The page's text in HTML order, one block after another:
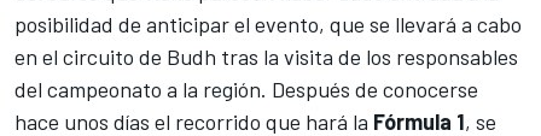
posibilidad de anticipar el evento, que se llevará a cabo
en el circuito de Budh tras la visita de los responsables
del campeonato a la región. Después de conocerse
hace unos días el recorrido que hará la Fórmula 1, se